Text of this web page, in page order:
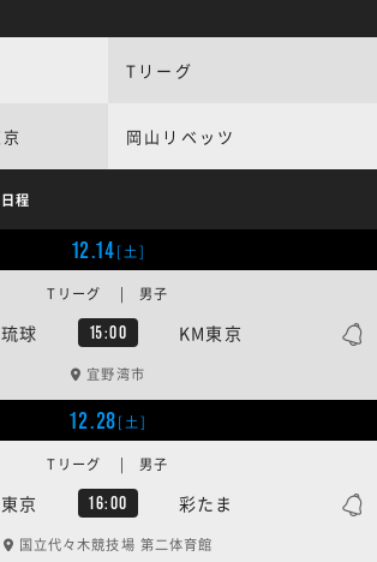
Tリーグ
岡山リベッツ
程
12.14[土]
琉球 15:00 KM東京
Tリーグ | 男子
宜野湾市
12.28[土]
京 16:00 彩たま
Tリーグ | 男子
国立代々木競技場 第二体育館